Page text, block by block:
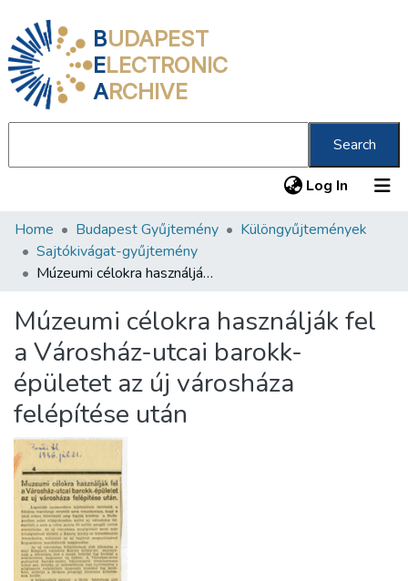
BUDAPEST
ELECTRONIC
ARCHIVE
Search
Log In (current)
Communities & Collections
All of DSpace
About us
Home Budapest Gyűjtemény
Különgyűjtemények
Sajtókivágat-gyűjtemény
Múzeumi célokra használják fel a Városház-utcai barokk-épületet az új városháza felépítése után
Múzeumi célokra használják fel
a Városház-utcai barokk-
épületet az új városháza
felépítése után